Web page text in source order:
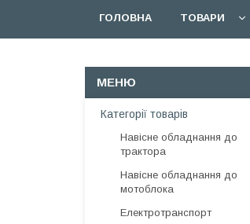
ГОЛОВНА ТОВАРИ
Категорії товарів
Навісне обладнання до
трактора
Навісне обладнання до
мотоблока
Електротранспорт